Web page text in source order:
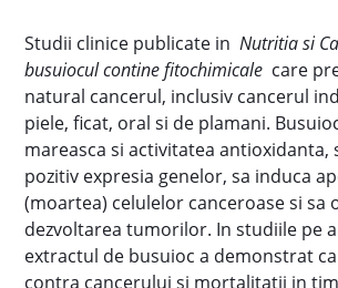
Studii clinice publicate in Nutritia si
busuiocul contine fitochimicale care
natural cancerul, inclusiv cancerul
piele, ficat, oral si de plamani.
mareasca si activitatea antioxidanta,
pozitiv expresia genelor, sa induca
(moartea) celulelor canceroase si sa
dezvoltarea tumorilor. In studiile pe
extractul de busuioc a demonstrat
contra cancerului si mortalitatii in